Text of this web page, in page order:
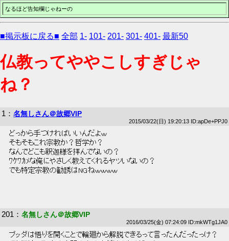
なるほど告知欄じゃねーの
■掲示板に戻る■ 全部 1- 101- 201- 301- 401- 最新50
仏教ってややこしすぎじゃ
ね？
1 ： 名無しさん＠故郷VIP
2015/03/22(日) 19:20:13 ID:apDe+PPJ0
どっから手つければいいんだよｗ
そもそもこれ宗教か？哲学か？
なんでどこも釈迦様を拝んでないの？
ﾜｹﾜｶﾒな俺にやさしく教えてくれるヤツいないの？
でも特定宗教の勧誘はNGねｗｗｗｗ
201 ： 名無しさん＠故郷VIP
2016/03/25(金) 07:24:09 ID:mkWTg1JA0
ブッダは悟りを開くことで輪廻から解脱できるって言ったんだったっけ？